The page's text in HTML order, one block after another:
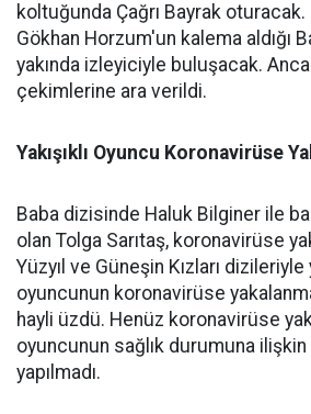
koltuğunda Çağrı Bayrak oturacak.
Gökhan Horzum'un kalema aldığı
yakında izleyiciyle buluşacak.
çekimlerine ara verildi.
Yakışıklı Oyuncu Koronavirüse
Baba dizisinde Haluk Bilginer ile
olan Tolga Sarıtaş, koronavirüse
Yüzyıl ve Güneşin Kızları dizileriyle
oyuncunun koronavirüse
hayli üzdü. Henüz koronavirüse
oyuncunun sağlık durumuna ilişkin
yapılmadı.